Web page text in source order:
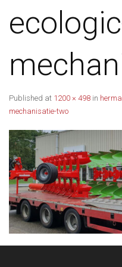
Published at 1200 × 498 in
mechanisatie-two